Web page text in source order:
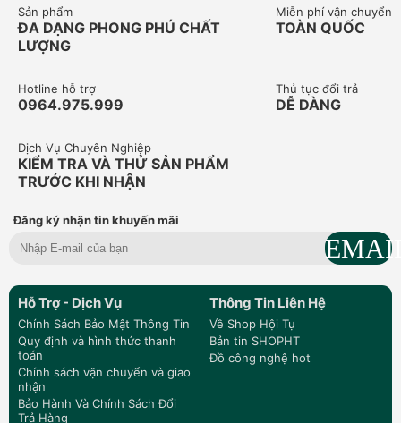
Sản phẩm
ĐA DẠNG PHONG PHÚ CHẤT
LƯỢNG
Miễn phí vận chuyển
TOÀN QUỐC
Hotline hỗ trợ
0964.975.999
Thủ tục đổi trả
DỄ DÀNG
Dịch Vụ Chuyên Nghiệp
KIỂM TRA VÀ THỬ SẢN PHẨM
TRƯỚC KHI NHẬN
Đăng ký nhận tin khuyến mãi
Hỗ Trợ - Dịch Vụ
Chính Sách Bảo Mật Thông Tin
Quy định và hình thức thanh
toán
Chính sách vận chuyển và giao
nhận
Bảo Hành Và Chính Sách Đổi
Trả Hàng
Thông Tin Liên Hệ
Về Shop Hội Tụ
Bản tin SHOPHT
Đồ công nghệ hot